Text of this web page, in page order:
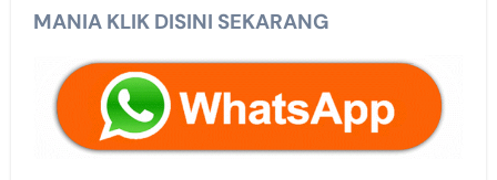
MANIA KLIK DISINI SEKARANG